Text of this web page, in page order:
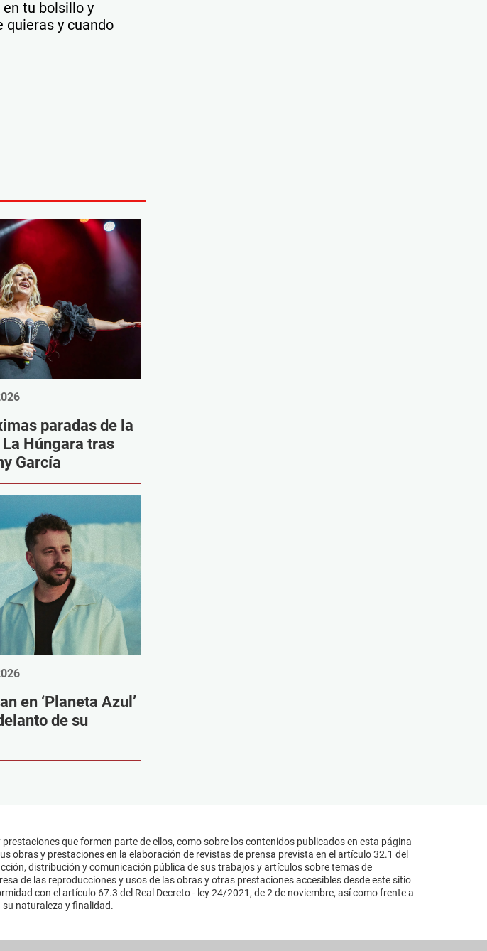
en tu bolsillo y
quieras y cuando
paradas de la
Húngara tras
García
en ‘Planeta Azul’
de su
que formen parte de ellos, como sobre los contenidos publicados en esta página
obras y prestaciones en la elaboración de revistas de prensa prevista en el artículo 32.1 del
distribución y comunicación pública de sus trabajos y artículos sobre temas de
de las reproducciones y usos de las obras y otras prestaciones accesibles desde este sitio
con el artículo 67.3 del Real Decreto - ley 24/2021, de 2 de noviembre, así como frente a
naturaleza y finalidad.